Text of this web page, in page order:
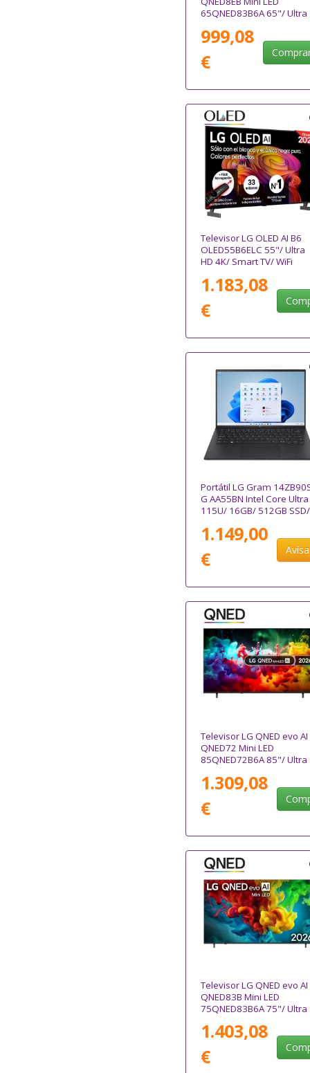
65QNED83B6A 65"/ Ultra
999,08
€
Televisor LG OLED AI B6
OLED55B6ELC 55"/ Ultra
HD 4K/ Smart TV/ WiFi
1.183,08
€
Portátil LG Gram
G AA55BN Intel Core
115U/ 16GB/ 512GB SSD/
1.149,00
€
Televisor LG QNED evo AI
QNED72 Mini LED
85QNED72B6A 85"/ Ultra
1.309,08
€
Televisor LG QNED evo AI
QNED83B Mini LED
75QNED83B6A 75"/ Ultra
1.403,08
€